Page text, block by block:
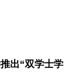
出“双学士学